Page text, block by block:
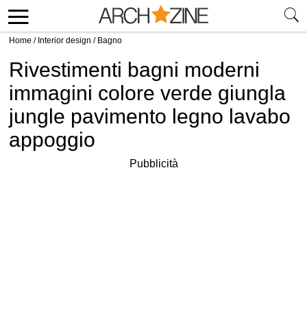
Home / Interior design / Bagno
Rivestimenti bagni moderni
immagini colore verde giungla
jungle pavimento legno lavabo
appoggio
Pubblicità